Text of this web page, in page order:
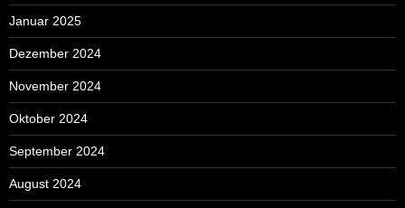
Januar 2025
Dezember 2024
November 2024
Oktober 2024
September 2024
August 2024